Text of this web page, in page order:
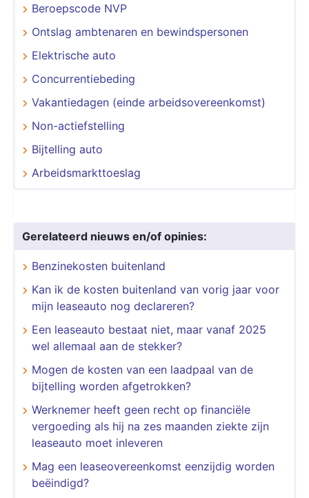
Beroepscode NVP
Ontslag ambtenaren en bewindspersonen
Elektrische auto
Concurrentiebeding
Vakantiedagen (einde arbeidsovereenkomst)
Non-actiefstelling
Bijtelling auto
Arbeidsmarkttoeslag
Gerelateerd nieuws en/of opinies:
Benzinekosten buitenland
Kan ik de kosten buitenland van vorig jaar voor
mijn leaseauto nog declareren?
Een leaseauto bestaat niet, maar vanaf 2025
wel allemaal aan de stekker?
Mogen de kosten van een laadpaal van de
bijtelling worden afgetrokken?
Werknemer heeft geen recht op financiële
vergoeding als hij na zes maanden ziekte zijn
leaseauto moet inleveren
Mag een leaseovereenkomst eenzijdig worden
beëindigd?